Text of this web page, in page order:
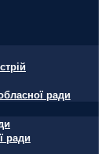
ради
ради